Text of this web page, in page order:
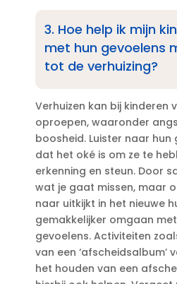
3.​ Hoe help ik mijn
met hun gevoelens
tot de verhuizing?
Verhuizen kan bij kinderen
oproepen, waaronder
boosheid.​ Luister naar hun
dat het oké is om ze te
erkenning en steun.​ Door
wat je gaat missen, maar
naar uitkijkt in het nieuwe
gemakkelijker omgaan
gevoelens.​ Activiteiten
van een ‘afscheidsalbum’
het houden van een